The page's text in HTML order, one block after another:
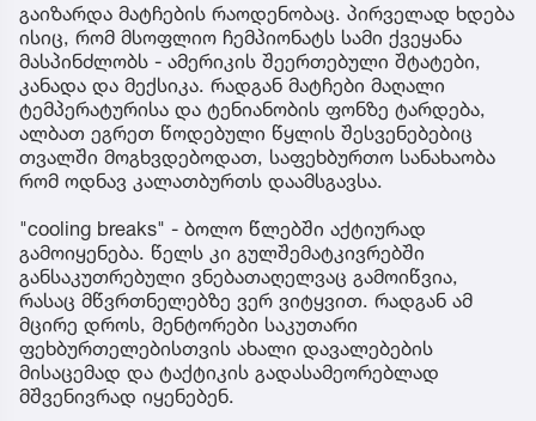
გაიზარდა მატჩების რაოდენობაც. პირველად ხდება
ისიც, რომ მსოფლიო ჩემპიონატს სამი ქვეყანა
მასპინძლობს - ამერიკის შეერთებული შტატები,
კანადა და მექსიკა. რადგან მატჩები მაღალი
ტემპერატურისა და ტენიანობის ფონზე ტარდება,
ალბათ ეგრეთ წოდებული წყლის შესვენებებიც
თვალში მოგხვდებოდათ, საფეხბურთო სანახაობა
რომ ოდნავ კალათბურთს დაამსგავსა.
"cooling breaks" - ბოლო წლებში აქტიურად
გამოიყენება. წელს კი გულშემატკივრებში
განსაკუთრებული ვნებათაღელვაც გამოიწვია,
რასაც მწვრთნელებზე ვერ ვიტყვით. რადგან ამ
მცირე დროს, მენტორები საკუთარი
ფეხბურთელებისთვის ახალი დავალებების
მისაცემად და ტაქტიკის გადასამეორებლად
მშვენივრად იყენებენ.